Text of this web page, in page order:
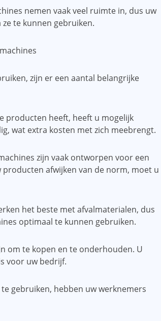
nemen vaak veel ruimte in, dus uw
te kunnen gebruiken.
zijn er een aantal belangrijke
producten heeft, heeft u mogelijk
wat extra kosten met zich meebrengt.
zijn vaak ontworpen voor een
afwijken van de norm, moet u
het beste met afvalmaterialen, dus
optimaal te kunnen gebruiken.
om te kopen en te onderhouden. U
voor uw bedrijf.
gebruiken, hebben uw werknemers